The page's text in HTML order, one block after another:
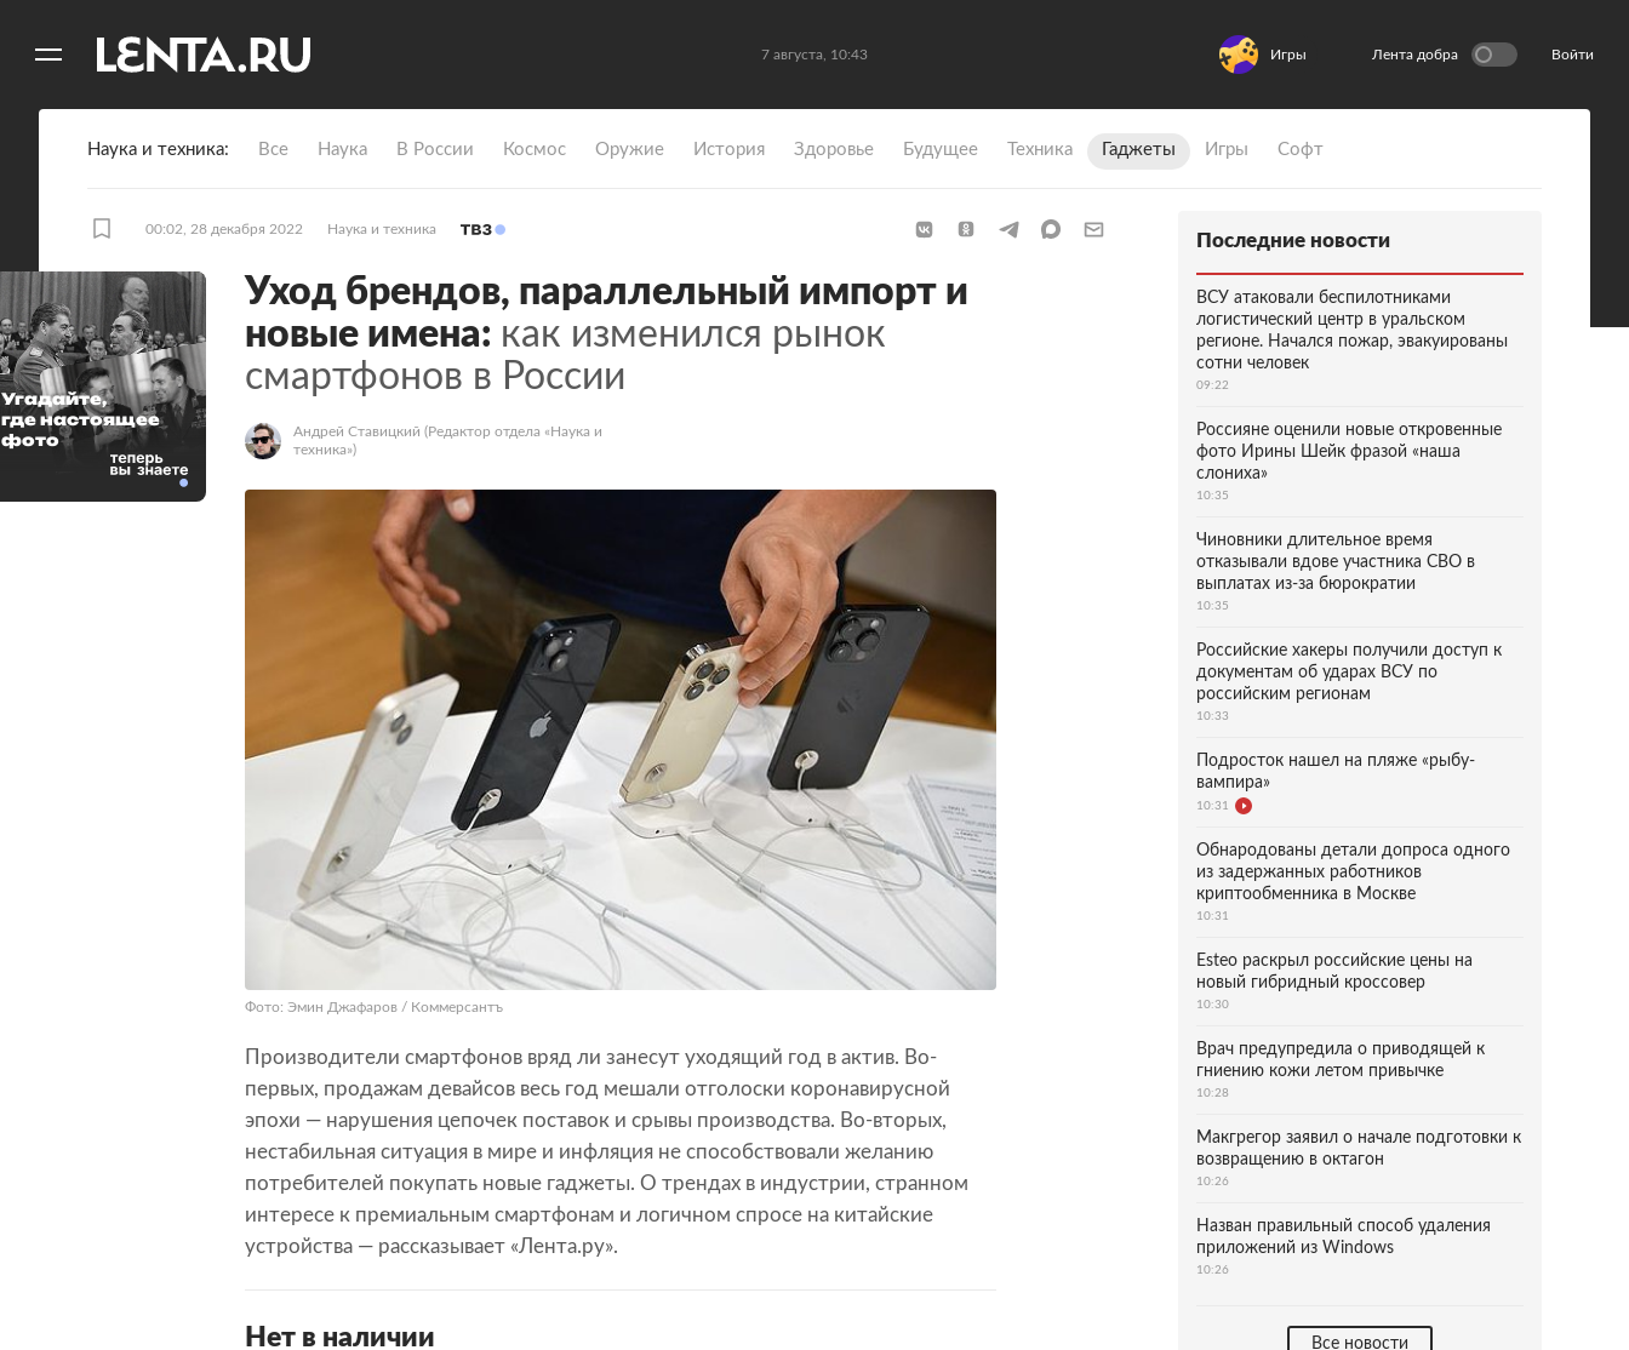
7 августа, 10:43 Игры Лента добра Войти
Наука и техника Все Наука В России Космос Оружие История Здоровье Будущее Техника Гаджеты Игры Софт
00:02, 28 декабря 2022 Наука и техника
Уход брендов, параллельный импорт и
новые имена: как изменился рынок
смартфонов в России
Андрей Ставицкий (Редактор отдела «Наука и
техника»)
Фото: Эмин Джафаров / Коммерсантъ
Производители смартфонов вряд ли занесут уходящий год в актив. Во-
первых, продажам девайсов весь год мешали отголоски коронавирусной
эпохи — нарушения цепочек поставок и срывы производства. Во-вторых,
нестабильная ситуация в мире и инфляция не способствовали желанию
потребителей покупать новые гаджеты. О трендах в индустрии, странном
интересе к премиальным смартфонам и логичном спросе на китайские
устройства — рассказывает «Лента.ру».
Нет в наличии
Угадайте,
где настоящее
фото
Последние новости
ВСУ атаковали беспилотниками
логистический центр в уральском
регионе. Начался пожар, эвакуированы
сотни человек
09:22
Россияне оценили новые откровенные
фото Ирины Шейк фразой «наша
слониха»
10:35
Чиновники длительное время
отказывали вдове участника СВО в
выплатах из-за бюрократии
10:35
Российские хакеры получили доступ к
документам об ударах ВСУ по
российским регионам
10:33
Подросток нашел на пляже «рыбу-
вампира»
10:31
Обнародованы детали допроса одного
из задержанных работников
криптообменника в Москве
10:31
Esteo раскрыл российские цены на
новый гибридный кроссовер
10:30
Врач предупредила о приводящей к
гниению кожи летом привычке
10:28
Макгрегор заявил о начале подготовки к
возвращению в октагон
10:26
Назван правильный способ удаления
приложений из Windows
10:26
Все новости